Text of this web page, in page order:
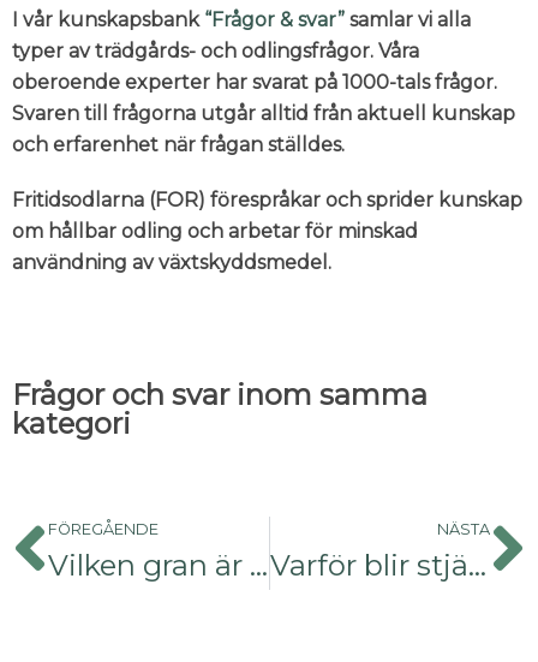
I vår kunskapsbank “Frågor & svar” samlar vi alla
typer av trädgårds- och odlingsfrågor. Våra
oberoende experter har svarat på 1000-tals frågor.
Svaren till frågorna utgår alltid från aktuell kunskap
och erfarenhet när frågan ställdes.
Fritidsodlarna (FOR) förespråkar och sprider kunskap
om hållbar odling och arbetar för minskad
användning av växtskyddsmedel.
Frågor och svar inom samma
kategori
FÖREGÅENDE
Vilken gran är det och vad har hänt?
NÄSTA
Varför blir stjärnflockans blad bruna?